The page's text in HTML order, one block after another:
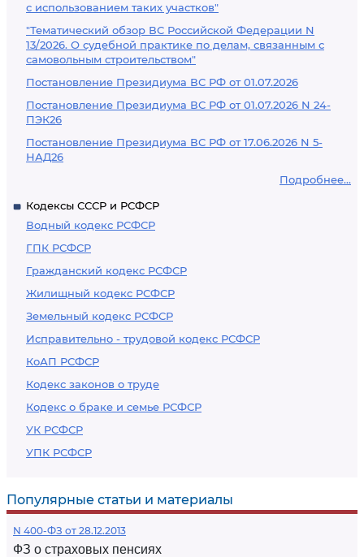
с использованием таких участков"
"Тематический обзор ВС Российской Федерации N
13/2026. О судебной практике по делам, связанным с
самовольным строительством"
Постановление Президиума ВС РФ от 01.07.2026
Постановление Президиума ВС РФ от 01.07.2026 N 24-
ПЭК26
Постановление Президиума ВС РФ от 17.06.2026 N 5-
НАД26
Подробнее...
Кодексы СССР и РСФСР
Водный кодекс РСФСР
ГПК РСФСР
Гражданский кодекс РСФСР
Жилищный кодекс РСФСР
Земельный кодекс РСФСР
Исправительно - трудовой кодекс РСФСР
КоАП РСФСР
Кодекс законов о труде
Кодекс о браке и семье РСФСР
УК РСФСР
УПК РСФСР
Популярные статьи и материалы
N 400-ФЗ от 28.12.2013
ФЗ о страховых пенсиях